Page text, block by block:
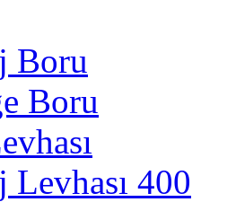
Boru
Boru
Levhası 400